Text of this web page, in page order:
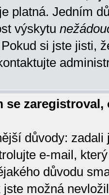
platná. Jedním
výskytu
si jste jisti,
se
důvody:
e-mail,
důvodu
možná